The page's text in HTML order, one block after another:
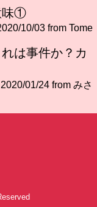
味①
10/03 from Tome
は事件か？カ
2020/01/24 from みさ